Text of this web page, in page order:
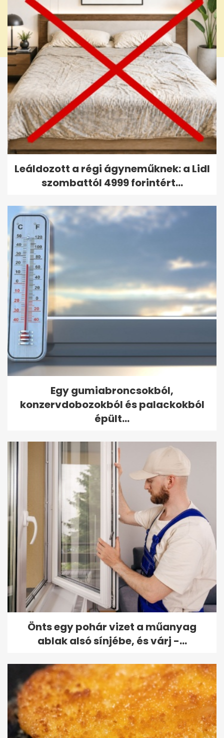
Leáldozott a régi ágyneműknek: a Lidl
szombattól 4999 forintért...
Egy gumiabroncsokból,
konzervdobozokból és palackokból
épült...
Önts egy pohár vizet a műanyag
ablak alsó sínjébe, és várj -...